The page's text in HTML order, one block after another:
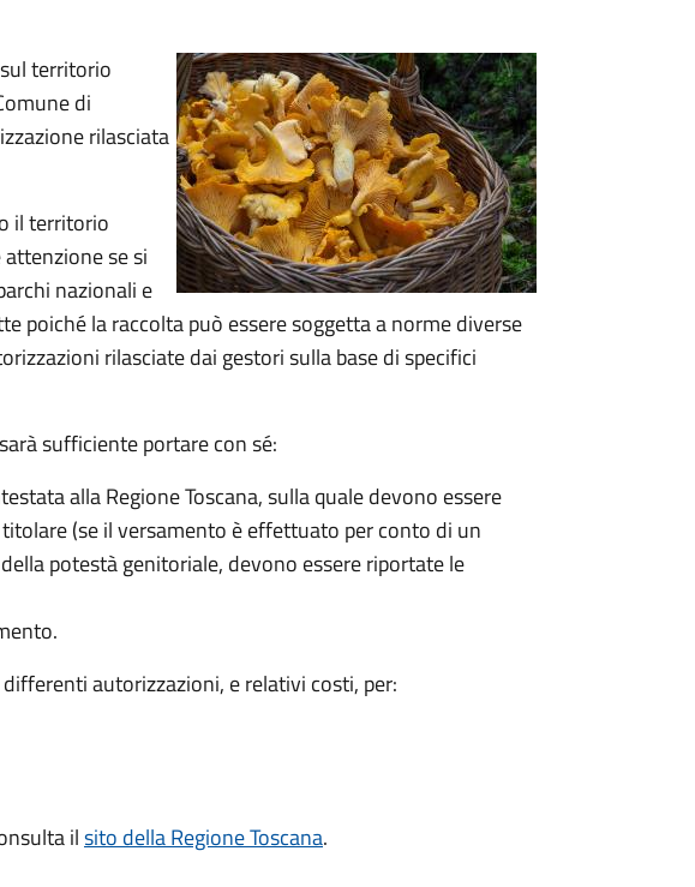
territorio
di
rilasciata
il territorio
se si
nazionali e
poiché la raccolta può essere soggetta a norme diverse
rilasciate dai gestori sulla base di specifici
sufficiente portare con sé:
alla Regione Toscana, sulla quale devono essere
(se il versamento è effettuato per conto di un
potestà genitoriale, devono essere riportate le
autorizzazioni, e relativi costi, per:
ilsito della Regione Toscana.